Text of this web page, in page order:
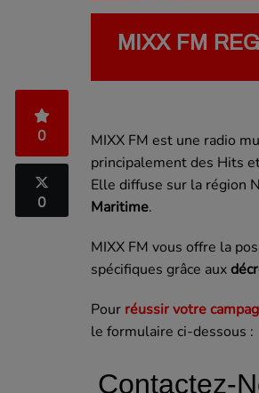
MIXX FM
0
0
MIXX FM est une radio
principalement des Hits
Elle diffuse sur la région
Maritime.
MIXX FM vous offre la
spécifiques grâce aux
Pour réussir votre
le formulaire ci-dessous :